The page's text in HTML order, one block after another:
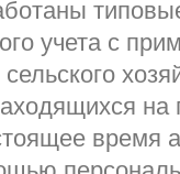
учета с
время